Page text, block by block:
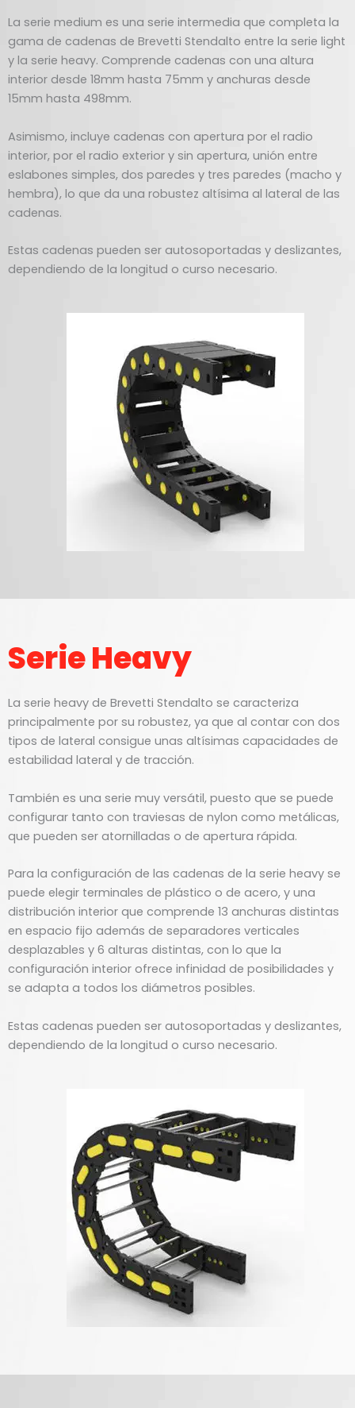
La serie medium es una serie intermedia que completa la
gama de cadenas de Brevetti Stendalto entre la serie light
y la serie heavy. Comprende cadenas con una altura
interior desde 18mm hasta 75mm y anchuras desde
15mm hasta 498mm.
Asimismo, incluye cadenas con apertura por el radio
interior, por el radio exterior y sin apertura, unión entre
eslabones simples, dos paredes y tres paredes (macho y
hembra), lo que da una robustez altísima al lateral de las
cadenas.
Estas cadenas pueden ser autosoportadas y deslizantes,
dependiendo de la longitud o curso necesario.
Serie Heavy
La serie heavy de Brevetti Stendalto se caracteriza
principalmente por su robustez, ya que al contar con dos
tipos de lateral consigue unas altísimas capacidades de
estabilidad lateral y de tracción.
También es una serie muy versátil, puesto que se puede
configurar tanto con traviesas de nylon como metálicas,
que pueden ser atornilladas o de apertura rápida.
Para la configuración de las cadenas de la serie heavy se
puede elegir terminales de plástico o de acero, y una
distribución interior que comprende 13 anchuras distintas
en espacio fijo además de separadores verticales
desplazables y 6 alturas distintas, con lo que la
configuración interior ofrece infinidad de posibilidades y
se adapta a todos los diámetros posibles.
Estas cadenas pueden ser autosoportadas y deslizantes,
dependiendo de la longitud o curso necesario.